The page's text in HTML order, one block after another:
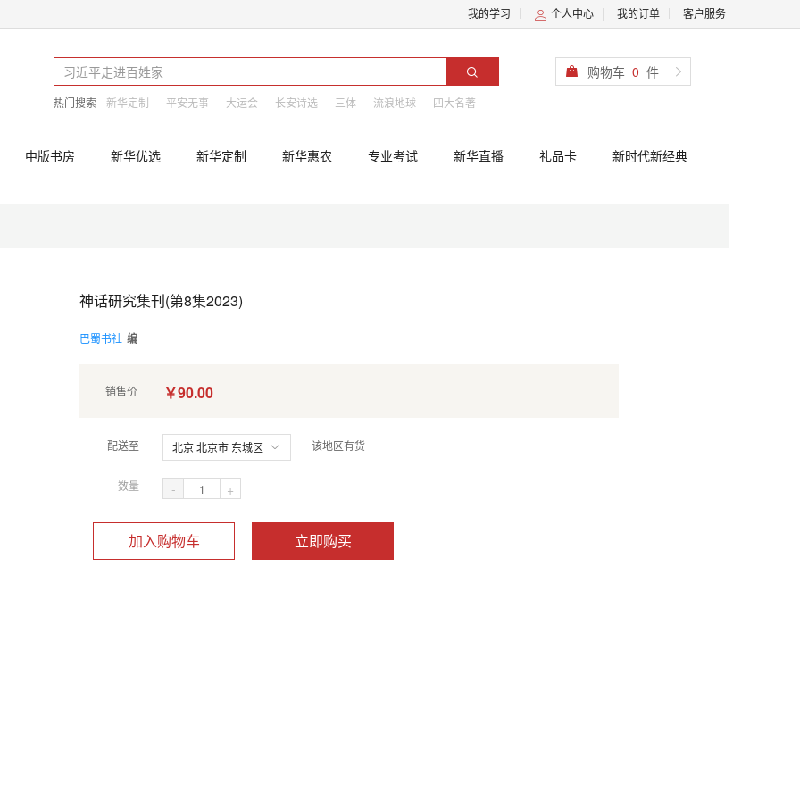
我的学习 个人中心 我的订单 客户服务
热门搜索 新华定制 平安无事 大运会 长安诗选 三体 流浪地球 四大名著
购物车 0 件
中版书房 新华优选 新华定制 新华惠农 专业考试 新华直播 礼品卡 新时代新经典
神话研究集刊(第8集2023)
巴蜀书社 编
销售价 ￥90.00
配送至 北京 北京市 东城区 该地区有货
数量 - +
加入购物车 立即购买